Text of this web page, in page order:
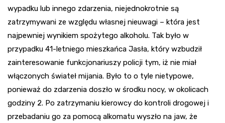
wypadku lub innego zdarzenia, niejednokrotnie są
zatrzymywani ze względu własnej nieuwagi – która jest
najpewniej wynikiem spożytego alkoholu. Tak było w
przypadku 41-letniego mieszkańca Jasła, który wzbudził
zainteresowanie funkcjonariuszy policji tym, iż nie miał
włączonych świateł mijania. Było to o tyle nietypowe,
ponieważ do zdarzenia doszło w środku nocy, w okolicach
godziny 2. Po zatrzymaniu kierowcy do kontroli drogowej i
przebadaniu go za pomocą alkomatu wyszło na jaw, że